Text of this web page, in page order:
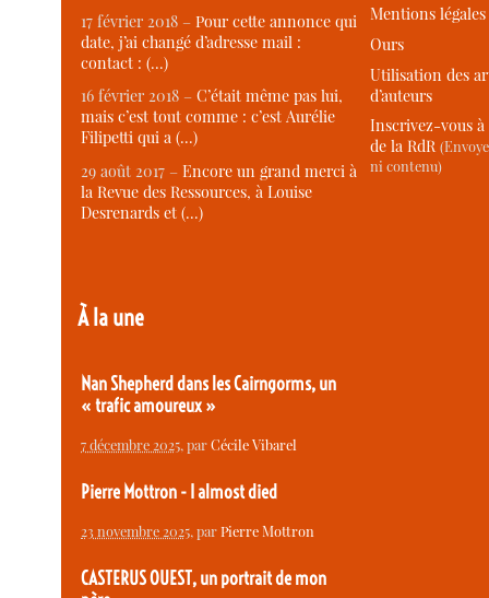
17 février 2018 –Pour cette annonce qui
date, j’ai changé d’adresse mail :
contact : (…)
16 février 2018 –C’était même pas lui,
mais c’est tout comme : c’est Aurélie
Filipetti qui a (…)
29 août 2017 –Encore un grand merci à
la Revue des Ressources, à Louise
Desrenards et (…)
À la une
Nan Shepherd dans les Cairngorms, un
« trafic amoureux »
7 décembre 2025, parCécile Vibarel
Pierre Mottron - I almost died
23 novembre 2025, parPierre Mottron
CASTERUS OUEST, un portrait de mon
Mentions légales
Ours
Utilisation des
d’auteurs
Inscrivez-vous
de la RdR
ni contenu)